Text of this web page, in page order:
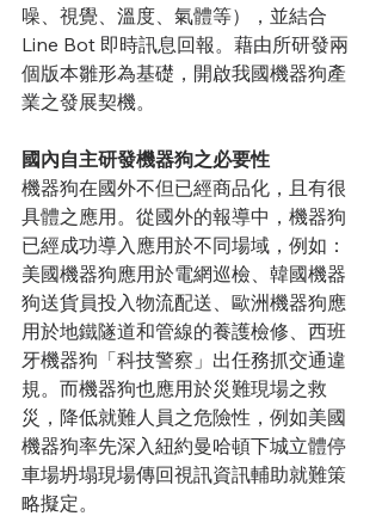
噪、視覺、溫度、氣體等），並結合
Line Bot 即時訊息回報。藉由所研發兩
個版本雛形為基礎，開啟我國機器狗產
業之發展契機。
國內自主研發機器狗之必要性
機器狗在國外不但已經商品化，且有很
具體之應用。從國外的報導中，機器狗
已經成功導入應用於不同場域，例如：
美國機器狗應用於電網巡檢、韓國機器
狗送貨員投入物流配送、歐洲機器狗應
用於地鐵隧道和管線的養護檢修、西班
牙機器狗「科技警察」出任務抓交通違
規。而機器狗也應用於災難現場之救
災，降低就難人員之危險性，例如美國
機器狗率先深入紐約曼哈頓下城立體停
車場坍塌現場傳回視訊資訊輔助就難策
略擬定。